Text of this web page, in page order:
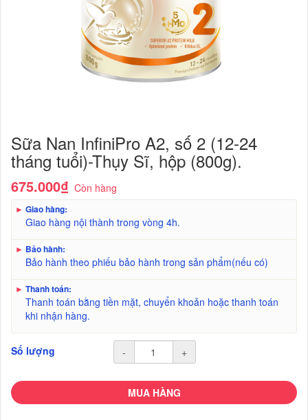
Sữa Nan InfiniPro A2, số 2 (12-24
tháng tuổi)-Thụy Sĩ, hộp (800g).
675.000₫ Còn hàng
► Giao hàng:
Giao hàng nội thành trong vòng 4h.
► Bảo hành:
Bảo hành theo phiếu bảo hành trong sản phẩm(nếu có)
► Thanh toán:
Thanh toán bằng tiền mặt, chuyển khoản hoặc thanh toán
khi nhận hàng.
Số lượng - +
MUA HÀNG